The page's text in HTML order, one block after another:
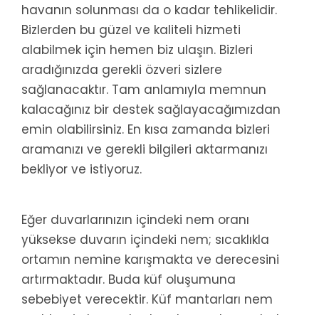
havanın solunması da o kadar tehlikelidir.
Bizlerden bu güzel ve kaliteli hizmeti
alabilmek için hemen biz ulaşın. Bizleri
aradığınızda gerekli özveri sizlere
sağlanacaktır. Tam anlamıyla memnun
kalacağınız bir destek sağlayacağımızdan
emin olabilirsiniz. En kısa zamanda bizleri
aramanızı ve gerekli bilgileri aktarmanızı
bekliyor ve istiyoruz.
Eğer duvarlarınızın içindeki nem oranı
yüksekse duvarın içindeki nem; sıcaklıkla
ortamın nemine karışmakta ve derecesini
artırmaktadır. Buda küf oluşumuna
sebebiyet verecektir. Küf mantarları nem